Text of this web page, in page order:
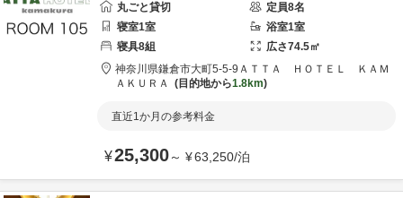
丸ごと貸切 定員8名
寝室1室 浴室1室
寝具8組 広さ74.5㎡
神奈川県鎌倉市大町5-5-9 ＡＴＴＡ ＨＯＴＥＬ ＫＡＭ
ＡＫＵＲＡ
目的地から1.8km
直近1か月の参考料金
¥25,300～ ¥63,250/泊